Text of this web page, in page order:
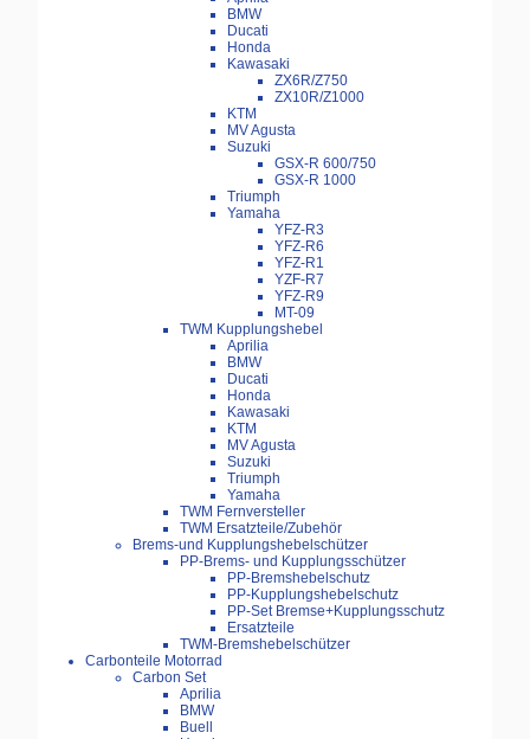
BMW
Ducati
Honda
Kawasaki
ZX6R/Z750
ZX10R/Z1000
KTM
MV Agusta
Suzuki
GSX-R 600/750
GSX-R 1000
Triumph
Yamaha
YFZ-R3
YFZ-R6
YFZ-R1
YZF-R7
YFZ-R9
MT-09
TWM Kupplungshebel
Aprilia
BMW
Ducati
Honda
Kawasaki
KTM
MV Agusta
Suzuki
Triumph
Yamaha
TWM Fernversteller
TWM Ersatzteile/Zubehör
Brems-und Kupplungshebelschützer
PP-Brems- und Kupplungsschützer
PP-Bremshebelschutz
PP-Kupplungshebelschutz
PP-Set Bremse+Kupplungsschutz
Ersatzteile
TWM-Bremshebelschützer
Carbonteile Motorrad
Carbon Set
Aprilia
BMW
Buell